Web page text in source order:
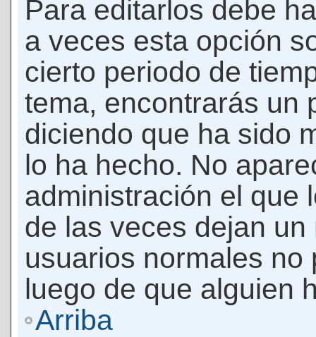
Para editarlos debe
a veces esta opción
cierto periodo de
tema, encontrarás un
diciendo que ha sido
lo ha hecho. No
administración el que
de las veces dejan
usuarios normales
luego de que alguien
Arriba